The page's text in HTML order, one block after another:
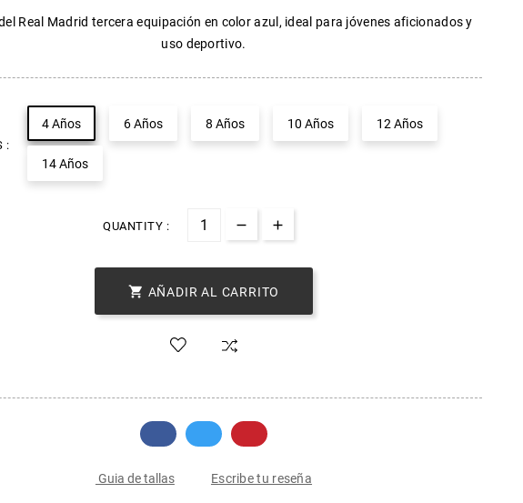
Real Madrid tercera equipación en color azul, ideal para jóvenes aficionados y
uso deportivo.
:
4 Años 6 Años 8 Años 10 Años 12 Años
14 Años
QUANTITY :
 AÑADIR AL CARRITO
Guia de tallas Escribe tu reseña